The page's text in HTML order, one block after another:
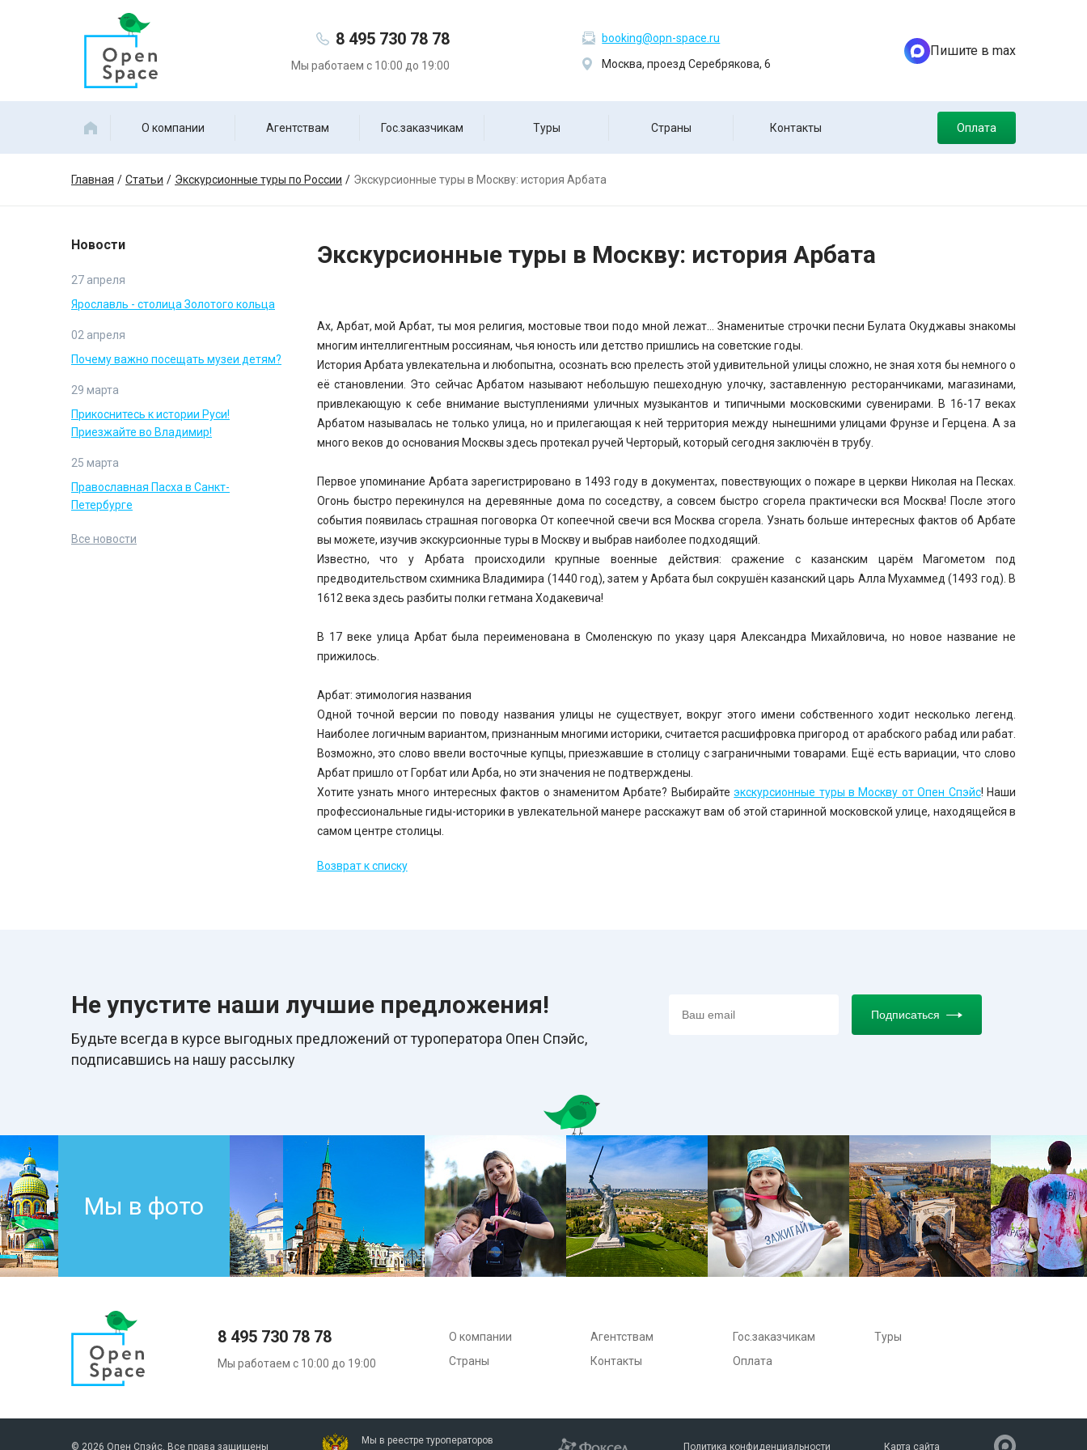
8 495 730 78 78
Мы работаем с 10:00 до 19:00
booking@opn-space.ru
Москва, проезд Серебрякова, 6
Пишите в max
О компании Агентствам Гос.заказчикам Туры Страны Контакты Оплата
Главная Статьи Экскурсионные туры по России Экскурсионные туры в Москву: история Арбата
Новости
27 апреля
Ярославль - столица Золотого кольца
02 апреля
Почему важно посещать музеи детям?
29 марта
Прикоснитесь к истории Руси!
Приезжайте во Владимир!
25 марта
Православная Пасха в Санкт-
Петербурге
Все новости
Экскурсионные туры в Москву: история Арбата
Ах, Арбат, мой Арбат, ты моя религия, мостовые твои подо мной лежат… Знаменитые строчки песни Булата Окуджавы знакомы
многим интеллигентным россиянам, чья юность или детство пришлись на советские годы.
История Арбата увлекательна и любопытна, осознать всю прелесть этой удивительной улицы сложно, не зная хотя бы немного о
её становлении. Это сейчас Арбатом называют небольшую пешеходную улочку, заставленную ресторанчиками, магазинами,
привлекающую к себе внимание выступлениями уличных музыкантов и типичными московскими сувенирами. В 16-17 веках
Арбатом называлась не только улица, но и прилегающая к ней территория между нынешними улицами Фрунзе и Герцена. А за
много веков до основания Москвы здесь протекал ручей Черторый, который сегодня заключён в трубу.
Первое упоминание Арбата зарегистрировано в 1493 году в документах, повествующих о пожаре в церкви Николая на Песках.
Огонь быстро перекинулся на деревянные дома по соседству, а совсем быстро сгорела практически вся Москва! После этого
события появилась страшная поговорка От копеечной свечи вся Москва сгорела. Узнать больше интересных фактов об Арбате
вы можете, изучив экскурсионные туры в Москву и выбрав наиболее подходящий.
Известно, что у Арбата происходили крупные военные действия: сражение с казанским царём Магометом под
предводительством схимника Владимира (1440 год), затем у Арбата был сокрушён казанский царь Алла Мухаммед (1493 год). В
1612 века здесь разбиты полки гетмана Ходакевича!
В 17 веке улица Арбат была переименована в Смоленскую по указу царя Александра Михайловича, но новое название не
прижилось.
Арбат: этимология названия
Одной точной версии по поводу названия улицы не существует, вокруг этого имени собственного ходит несколько легенд.
Наиболее логичным вариантом, признанным многими историки, считается расшифровка пригород от арабского рабад или рабат.
Возможно, это слово ввели восточные купцы, приезжавшие в столицу с заграничными товарами. Ещё есть вариации, что слово
Арбат пришло от Горбат или Арба, но эти значения не подтверждены.
Хотите узнать много интересных фактов о знаменитом Арбате? Выбирайтеэкскурсионные туры в Москву от Опен Спэйс! Наши
профессиональные гиды-историки в увлекательной манере расскажут вам об этой старинной московской улице, находящейся в
самом центре столицы.
Возврат к списку
Не упустите наши лучшие предложения!
Будьте всегда в курcе выгодных предложений от туроператора Опен Спэйс,
подписавшись на нашу рассылку
Подписаться
Мы в фото
8 495 730 78 78
Мы работаем с 10:00 до 19:00
О компании Агентствам Гос.заказчикам
Туры
Страны
Контакты Оплата
© 2026 Опен Спэйс. Все права защищены
Мы в реестре туроператоров
Политика конфиденциальности Карта сайта